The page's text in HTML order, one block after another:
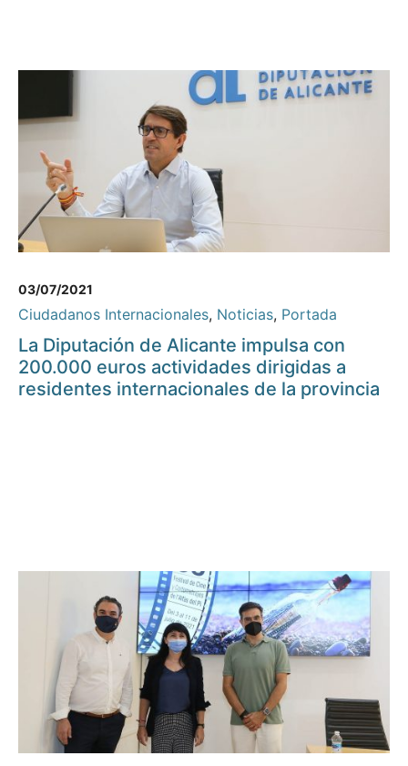
03/07/2021
Ciudadanos Internacionales, Noticias, Portada
La Diputación de Alicante impulsa con
200.000 euros actividades dirigidas a
residentes internacionales de la provincia